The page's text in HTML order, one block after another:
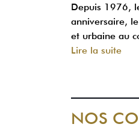
Depuis 1976,
anniversaire,
et urbaine au
Lire la suite
NOS